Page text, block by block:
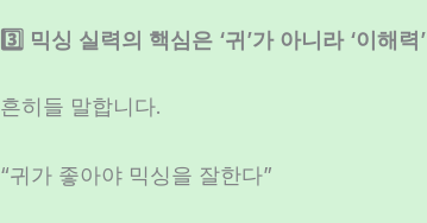
3️⃣ 믹싱 실력의 핵심은 ‘귀’가 아니라 ‘이해력’
흔히들 말합니다.
“귀가 좋아야 믹싱을 잘한다”